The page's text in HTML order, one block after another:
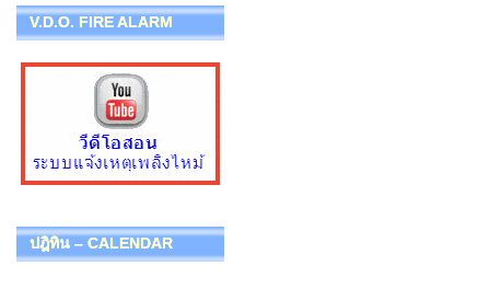
V.D.O. FIRE ALARM
ปฎิทิน – CALENDAR